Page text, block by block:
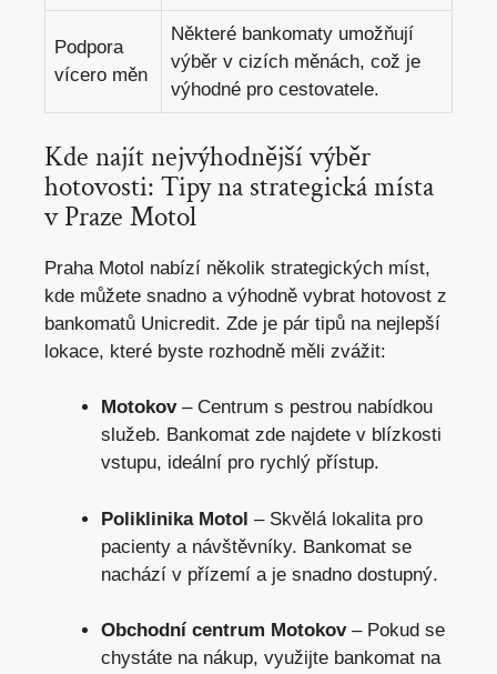
Podpora
vícero měn
Některé bankomaty umožňují
výběr v cizích měnách, což je
výhodné pro cestovatele.
Kde najít nejvýhodnější výběr
hotovosti: Tipy na strategická místa
v Praze Motol
Praha Motol nabízí několik strategických míst,
kde můžete snadno a výhodně vybrat hotovost z
bankomatů Unicredit. Zde je pár tipů na nejlepší
lokace, které byste rozhodně měli zvážit:
Motokov– Centrum s pestrou nabídkou
služeb. Bankomat zde najdete v blízkosti
vstupu, ideální pro rychlý přístup.
Poliklinika Motol – Skvělá lokalita pro
pacienty a návštěvníky. Bankomat se
nachází v přízemí a je snadno dostupný.
Obchodní centrum Motokov– Pokud se
chystáte na nákup, využijte bankomat na